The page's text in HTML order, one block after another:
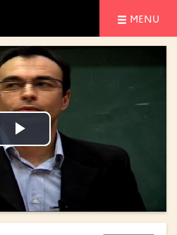
MENU
Lire
la
vidéo
Lire
la
vidéo